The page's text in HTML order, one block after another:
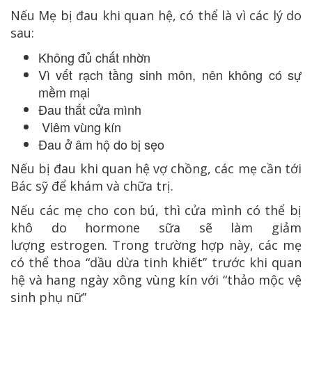
Nếu Mẹ bị đau khi quan hệ, có thể là vì các lý do
sau:
Không đủ chất nhờn
Vì vết rạch tầng sinh môn, nên không có sự
mềm mại
Đau thắt cửa mình
Viêm vùng kín
Đau ở âm hộ do bị sẹo
Nếu bị đau khi quan hệ vợ chồng, các mẹ cần tới
Bác sỹ để khám và chữa trị.
Nếu các mẹ cho con bú, thì cửa mình có thể bị
khô do hormone sữa sẽ làm giảm
lượng estrogen. Trong trường hợp này, các mẹ
có thể thoa “dầu dừa tinh khiết” trước khi quan
hệ và hang ngày xông vùng kín với “thảo mộc vệ
sinh phụ nữ”